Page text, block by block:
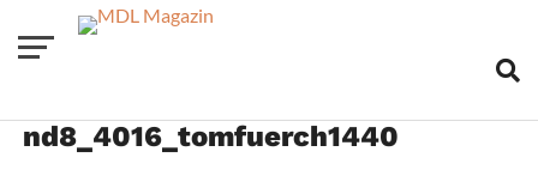
nd8_4016_tomfuerch1440